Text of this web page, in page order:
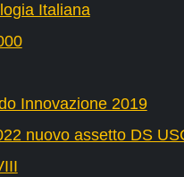
Italiana
Innovazione 2019
nuovo assetto DS